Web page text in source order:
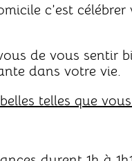
c’est
de vous sentir
dans votre vie.
telles que